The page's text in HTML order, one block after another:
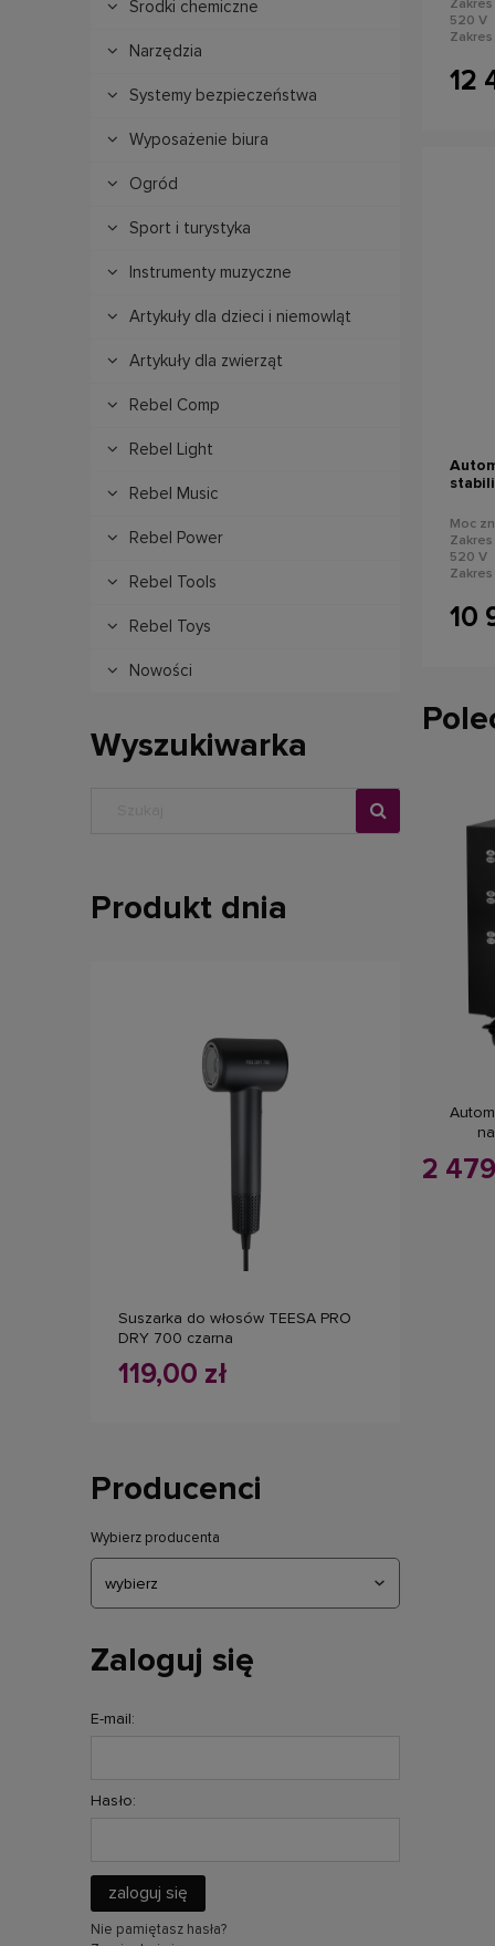
Środki chemiczne
Narzędzia
Systemy bezpieczeństwa
Wyposażenie biura
Ogród
Sport i turystyka
Instrumenty muzyczne
Artykuły dla dzieci i niemowląt
Artykuły dla zwierząt
Rebel Comp
Rebel Light
Rebel Music
Rebel Power
Rebel Tools
Rebel Toys
Nowości
Wyszukiwarka
Produkt dnia
Suszarka do włosów TEESA PRO
DRY 700 czarna
119,00 zł
do koszyka
Producenci
Wybierz producenta
Zaloguj się
E-mail:
Hasło:
zaloguj się
Nie pamiętasz hasła?
520 V
12
Moc
520 V
10
2